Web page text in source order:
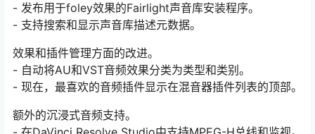
- 发布用于foley效果的Fairlight声音库安装程序。
- 支持搜索和显示声音库描述元数据。
效果和插件管理方面的改进。
- 自动将AU和VST音频效果分类为类型和类别。
- 现在，最喜欢的音频插件显示在混音器插件列表的顶部。
额外的沉浸式音频支持。